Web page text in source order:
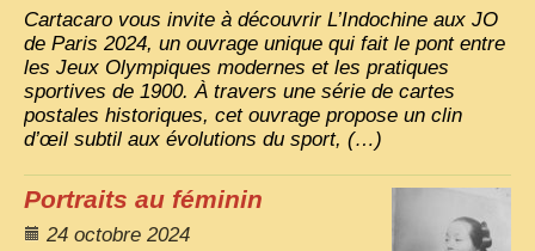
ARMÉE, JUSTICE, EDUCATION, RELIGION...
MÉTIERS, FÊTES, TRANSPORTS
TRADITIONS ET MODERNITÉ
INSOLITES
Cartacaro vous invite à découvrir L’Indochine aux JO
de Paris 2024, un ouvrage unique qui fait le pont entre
les Jeux Olympiques modernes et les pratiques
sportives de 1900. À travers une série de cartes
postales historiques, cet ouvrage propose un clin
d’œil subtil aux évolutions du sport, (…)
Portraits au féminin
24 octobre 2024